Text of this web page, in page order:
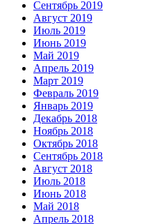
Сентябрь 2019
Август 2019
Июль 2019
Июнь 2019
Май 2019
Апрель 2019
Март 2019
Февраль 2019
Январь 2019
Декабрь 2018
Ноябрь 2018
Октябрь 2018
Сентябрь 2018
Август 2018
Июль 2018
Июнь 2018
Май 2018
Апрель 2018